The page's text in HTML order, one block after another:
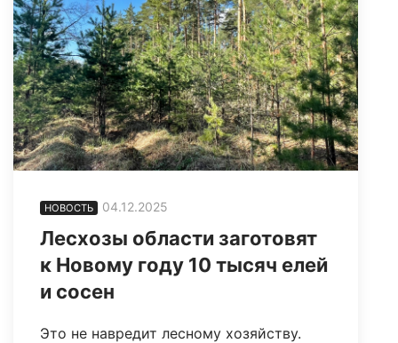
НОВОСТЬ 04.12.2025
Лесхозы области заготовят
к Новому году 10 тысяч елей
и сосен
Это не навредит лесному хозяйству.